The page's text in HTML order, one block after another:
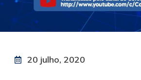
20 julho, 2020